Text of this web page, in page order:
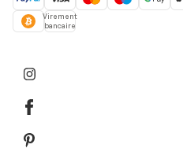
Virement
bancaire